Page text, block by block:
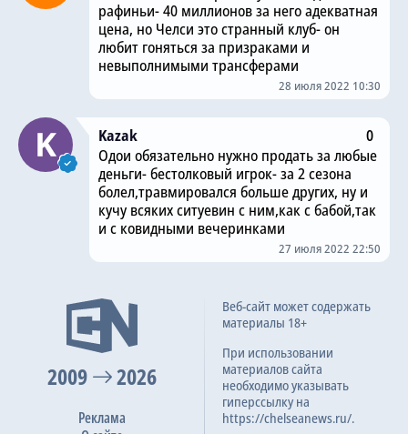
рафиньи- 40 миллионов за него адекватная
цена, но Челси это странный клуб- он
любит гоняться за призраками и
невыполнимыми трансферами
28 июля 2022 10:30
Kazak
0
Одои обязательно нужно продать за любые
деньги- бестолковый игрок- за 2 сезона
болел,травмировался больше других, ну и
кучу всяких ситуевин с ним,как с бабой,так
и с ковидными вечеринками
27 июля 2022 22:50
2009 2026
Реклама
Веб-сайт может содержать
материалы 18+
При использовании
материалов сайта
необходимо указывать
гиперссылку на
https://chelseanews.ru/.